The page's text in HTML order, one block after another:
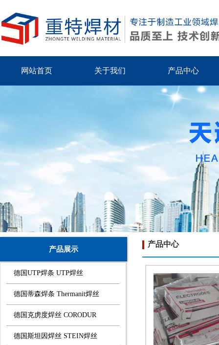
网站首页 关于我们 产品中心
产品展示
产品中心
德国UTP焊条 UTP焊丝
德国蒂森焊条 Thermanit焊丝
德国克虏度焊丝 CORODUR
德国斯坦因焊丝 STEIN焊丝